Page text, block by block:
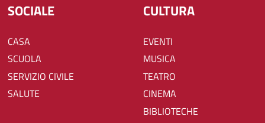
SOCIALE
CASA
SCUOLA
SERVIZIO CIVILE
SALUTE
CULTURA
EVENTI
MUSICA
TEATRO
CINEMA
BIBLIOTECHE